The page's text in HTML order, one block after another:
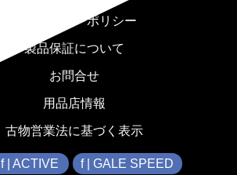
プライバシーポリシー
製品保証について
お問合せ
用品店情報
古物営業法に基づく表示
f | ACTIVE f | GALE SPEED